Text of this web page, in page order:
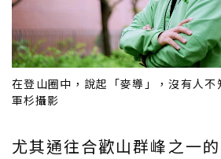
在登山圈中，說起「麥導」，沒有人
軍杉攝影
尤其通往合歡山群峰之一